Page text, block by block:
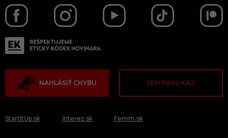
NAHLÁSIŤ CHYBU SEM NEKLIKAJ!
StartItUp.sk Interez.sk Femm.sk